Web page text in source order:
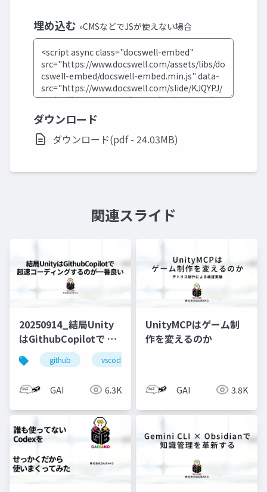
埋め込む »CMSなどでJSが使えない場合
ダウンロード
ダウンロード(pdf - 24.03MB)
関連スライド
20250914_結局Unity
はGithubCopilotで 超
速コーディングするの
が一番良い
github vscode
GAI 6.3K
UnityMCPはゲーム制
作を変えるのか
GAI 3.8K